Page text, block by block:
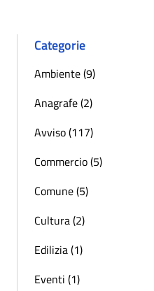
Categorie
Ambiente (9)
Anagrafe (2)
Avviso (117)
Commercio (5)
Comune (5)
Cultura (2)
Edilizia (1)
Eventi (1)